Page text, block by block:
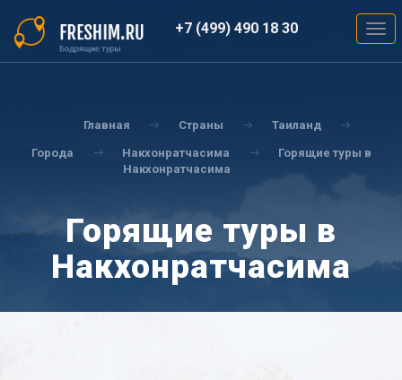
основному
содержанию
+7 (499) 490 18 30
Главная Страны Таиланд
Города Накхонратчасима
Горящие туры в
Накхонратчасима
Горящие туры в
Накхонратчасима